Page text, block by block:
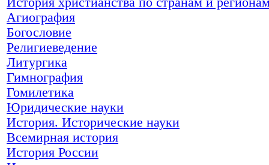
Агиография
Богословие
Религиеведение
Литургика
Гимнография
Гомилетика
Юридические науки
История. Исторические науки
Всемирная история
История России